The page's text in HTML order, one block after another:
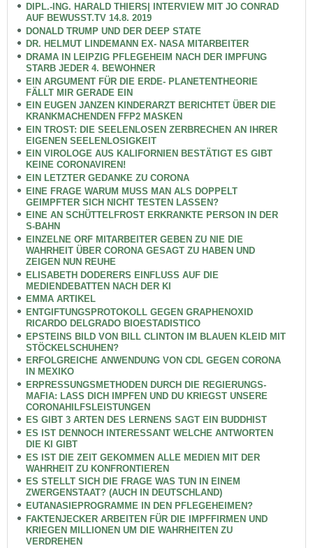
DIPL.-ING. HARALD THIERS| INTERVIEW MIT JO CONRAD
AUF BEWUSST.TV 14.8. 2019
DONALD TRUMP UND DER DEEP STATE
DR. HELMUT LINDEMANN EX- NASA MITARBEITER
DRAMA IN LEIPZIG PFLEGEHEIM NACH DER IMPFUNG
STARB JEDER 4. BEWOHNER
EIN ARGUMENT FÜR DIE ERDE- PLANETENTHEORIE
FÄLLT MIR GERADE EIN
EIN EUGEN JANZEN KINDERARZT BERICHTET ÜBER DIE
KRANKMACHENDEN FFP2 MASKEN
EIN TROST: DIE SEELENLOSEN ZERBRECHEN AN IHRER
EIGENEN SEELENLOSIGKEIT
EIN VIROLOGE AUS KALIFORNIEN BESTÄTIGT ES GIBT
KEINE CORONAVIREN!
EIN LETZTER GEDANKE ZU CORONA
EINE FRAGE WARUM MUSS MAN ALS DOPPELT
GEIMPFTER SICH NICHT TESTEN LASSEN?
EINE AN SCHÜTTELFROST ERKRANKTE PERSON IN DER
S-BAHN
EINZELNE ORF MITARBEITER GEBEN ZU NIE DIE
WAHRHEIT ÜBER CORONA GESAGT ZU HABEN UND
ZEIGEN NUN REUHE
ELISABETH DODERERS EINFLUSS AUF DIE
MEDIENDEBATTEN NACH DER KI
EMMA ARTIKEL
ENTGIFTUNGSPROTOKOLL GEGEN GRAPHENOXID
RICARDO DELGRADO BIOESTADISTICO
EPSTEINS BILD VON BILL CLINTON IM BLAUEN KLEID MIT
STÖCKELSCHUHEN?
ERFOLGREICHE ANWENDUNG VON CDL GEGEN CORONA
IN MEXIKO
ERPRESSUNGSMETHODEN DURCH DIE REGIERUNGS-
MAFIA: LASS DICH IMPFEN UND DU KRIEGST UNSERE
CORONAHILFSLEISTUNGEN
ES GIBT 3 ARTEN DES LERNENS SAGT EIN BUDDHIST
ES IST DENNOCH INTERESSANT WELCHE ANTWORTEN
DIE KI GIBT
ES IST DIE ZEIT GEKOMMEN ALLE MEDIEN MIT DER
WAHRHEIT ZU KONFRONTIEREN
ES STELLT SICH DIE FRAGE WAS TUN IN EINEM
ZWERGENSTAAT? (AUCH IN DEUTSCHLAND)
EUTANASIEPROGRAMME IN DEN PFLEGEHEIMEN?
FAKTENJECKER ARBEITEN FÜR DIE IMPFFIRMEN UND
KRIEGEN MILLIONEN UM DIE WAHRHEITEN ZU
VERDREHEN